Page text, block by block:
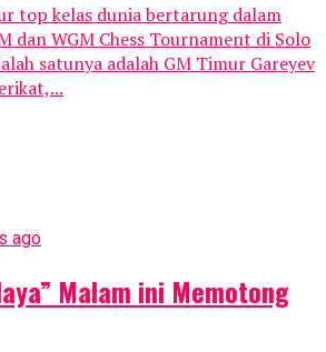
top kelas dunia bertarung dalam
dan WGM Chess Tournament di Solo
satunya adalah GM Timur Gareyev
ago
Malam ini Memotong